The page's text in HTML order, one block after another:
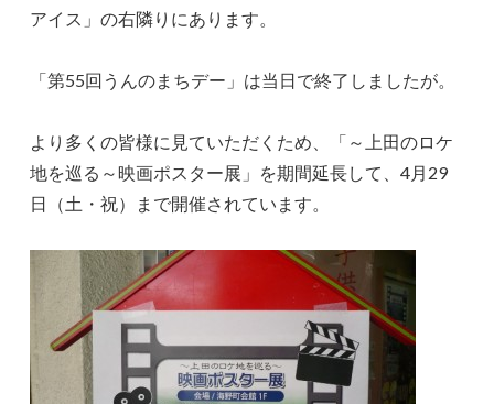
アイス」の右隣りにあります。
「第55回うんのまちデー」は当日で終了しましたが。
より多くの皆様に見ていただくため、「～上田のロケ
地を巡る～映画ポスター展」を期間延長して、4月29
日（土・祝）まで開催されています。